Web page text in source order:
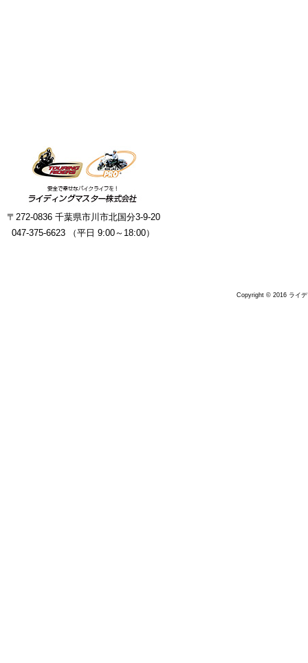
〒272-0836 千葉県市川市北国分3-9-20
047-375-6623 （平日 9:00～18:00）
Copyright © 2016 ライ